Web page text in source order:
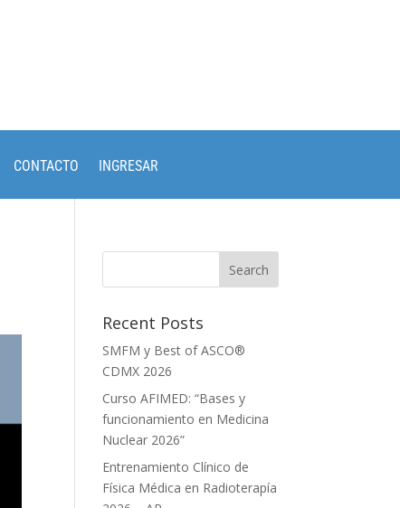
CONTACTO INGRESAR
Recent Posts
SMFM y Best of ASCO®
CDMX 2026
Curso AFIMED: “Bases y
funcionamiento en Medicina
Nuclear 2026”
Entrenamiento Clínico de
Física Médica en Radioterapía